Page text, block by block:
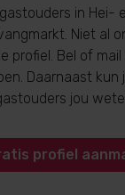
in Hei-
Niet al
profiel. Bel of
Daarnaast kun
jou
profiel